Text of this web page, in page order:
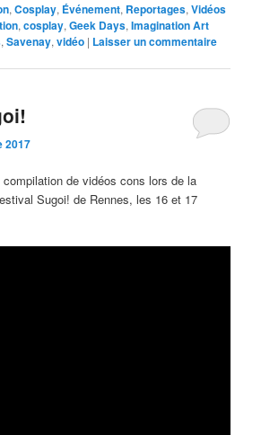
,Cosplay, Événement, Reportages,Vidéos
,cosplay,Geek Days,Imagination Art
,Savenay,vidéo | Laisser un commentaire
2017
de vidéos cons lors de la
Sugoi! de Rennes, les 16 et 17